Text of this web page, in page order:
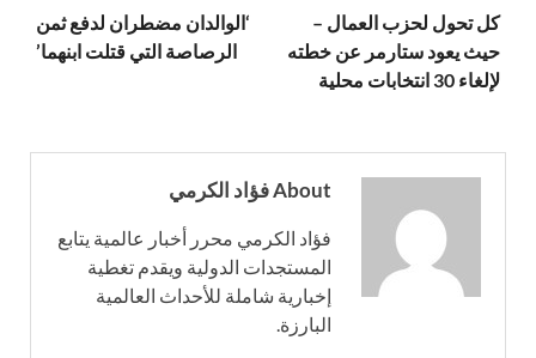
كل تحول لحزب العمال –
حيث يعود ستارمر عن خطته
لإلغاء 30 انتخابات محلية
‘الوالدان مضطران لدفع ثمن
الرصاصة التي قتلت ابنهما’
About فؤاد الكرمي
فؤاد الكرمي محرر أخبار عالمية يتابع
المستجدات الدولية ويقدم تغطية
إخبارية شاملة للأحداث العالمية
البارزة.